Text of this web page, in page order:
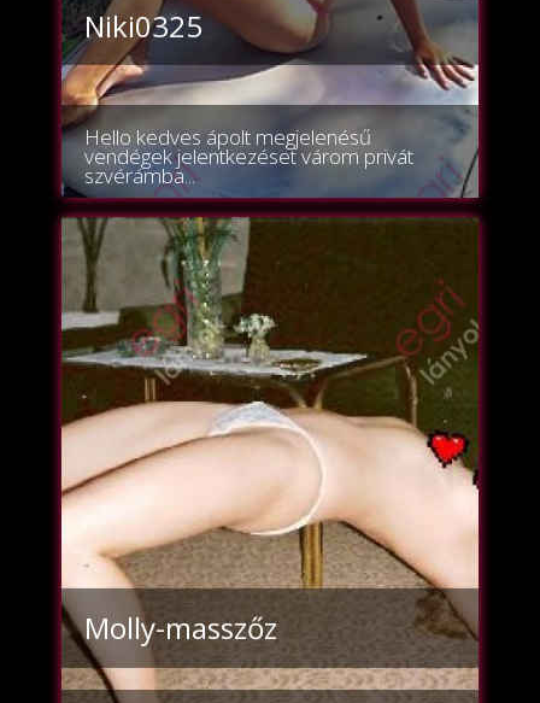
Niki0325
Hello kedves ápolt megjelenésű
vendégek jelentkezéset várom privát
szvérámba...
Molly-masszőz